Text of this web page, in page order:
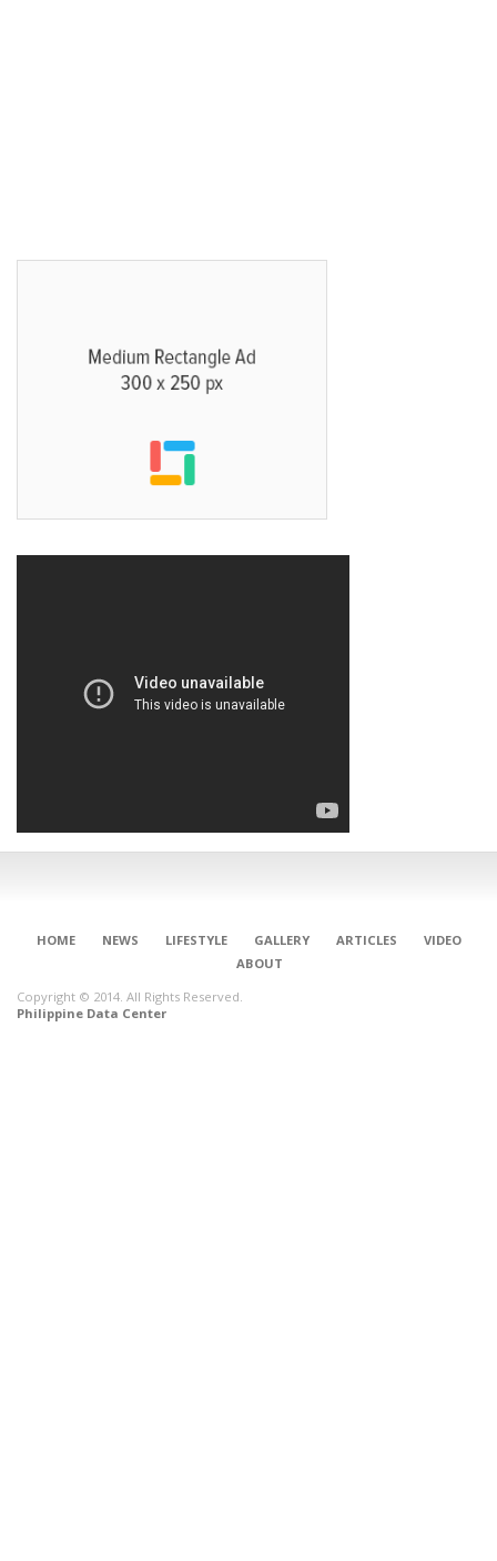
HOME NEWS LIFESTYLE GALLERY ARTICLES
VIDEO
ABOUT
Copyright © 2014. All Rights Reserved.
Philippine Data Center